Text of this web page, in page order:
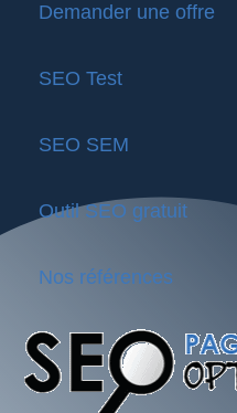
Demander une offre
SEO Test
SEO SEM
Outil SEO gratuit
Nos références